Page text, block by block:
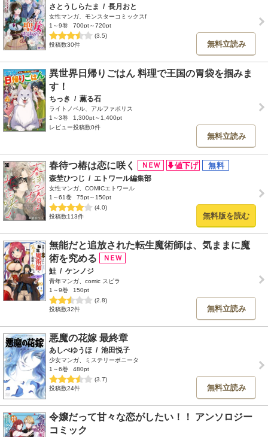
さとうしらたま / 長月おと
女性マンガ、モンスターコミックスf
1～9巻
700pt～720pt
(3.5)
投稿数30件
無料立読み
異世界日帰りごはん 料理で王国の胃袋を掴みま
す！
ちっき / 薫る石
ライトノベル、アルファポリス
1～3巻
1,300pt～1,400pt
レビュー投稿数0件
無料立読み
春待つ椿は恋に咲く
森埜ひつじ / エトワール編集部
女性マンガ、COMICエトワール
1～61巻
75pt～150pt
(4.0)
投稿数113件
無料版を読む
無能だと追放された転生魔術師は、気ままに魔
術を究める
鮭 / ケンノジ
青年マンガ、comic スピラ
1～9巻
150pt
(2.8)
投稿数32件
無料立読み
悪魔の花嫁 最終章
あしべゆうほ / 池田悦子
少女マンガ、ミステリーボニータ
1～6巻
480pt
(3.7)
投稿数24件
無料立読み
令嬢だって甘々な恋がしたい！！ アンソロジー
コミック